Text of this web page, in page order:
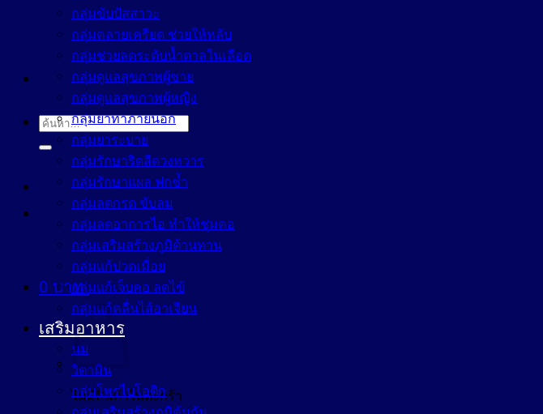
ค้นหา:
0 บาท
ไม่มีสินค้าในตะกร้า
กลุ่มขับปัสสาวะ
กลุ่มคลายเครียด ช่วยให้หลับ
กลุ่มช่วยลดระดับน้ำตาลในเลือด
กลุ่มดูแลสุขภาพผู้ชาย
กลุ่มดูแลสุขภาพผู้หญิง
กลุ่มยาทาภายนอก
กลุ่มยาระบาย
กลุ่มรักษาริดสีดวงทวาร
กลุ่มรักษาแผล ฟกช้ำ
กลุ่มลดกรด ขับลม
กลุ่มลดอาการไอ ทำให้ชุ่มคอ
กลุ่มเสริมสร้างภูมิต้านทาน
กลุ่มแก้ปวดเมื่อย
กลุ่มแก้เจ็บคอ ลดไข้
กลุ่มแก้คลื่นไส้อาเจียน
เสริมอาหาร
นม
วิตามิน
กลุ่มโพรไบโอติก